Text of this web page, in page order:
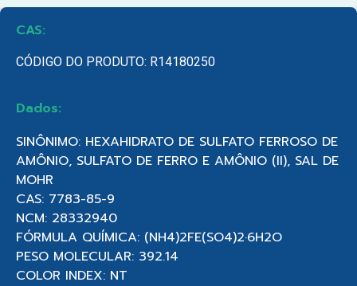
CAS:
CÓDIGO DO PRODUTO: R14180250
Dados:
SINÔNIMO: HEXAHIDRATO DE SULFATO FERROSO DE
AMÔNIO, SULFATO DE FERRO E AMÔNIO (II), SAL DE
MOHR
CAS: 7783-85-9
NCM: 28332940
FÓRMULA QUÍMICA: (NH4)2FE(SO4)2·6H2O
PESO MOLECULAR: 392.14
COLOR INDEX: NT